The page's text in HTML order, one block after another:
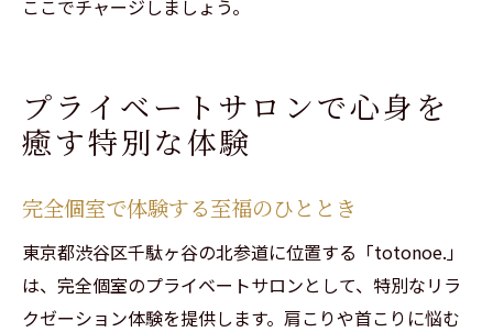
ここでチャージしましょう。
プライベートサロンで心身を
癒す特別な体験
完全個室で体験する至福のひととき
東京都渋谷区千駄ヶ谷の北参道に位置する「totonoe.」
は、完全個室のプライベートサロンとして、特別なリラ
クゼーション体験を提供します。肩こりや首こりに悩む